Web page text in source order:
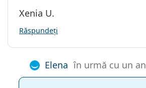
Xenia U.
Răspundeți
Elena în urmă cu un an